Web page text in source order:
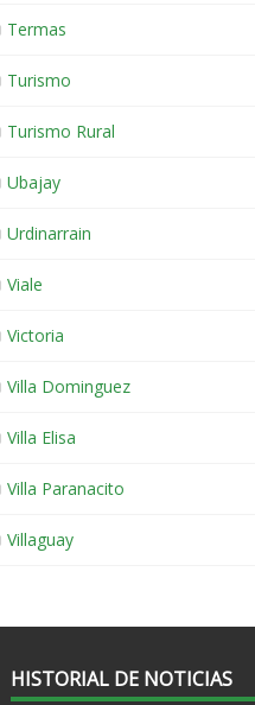
Termas
Turismo
Turismo Rural
Ubajay
Urdinarrain
Viale
Victoria
Villa Dominguez
Villa Elisa
Villa Paranacito
Villaguay
HISTORIAL DE NOTICIAS